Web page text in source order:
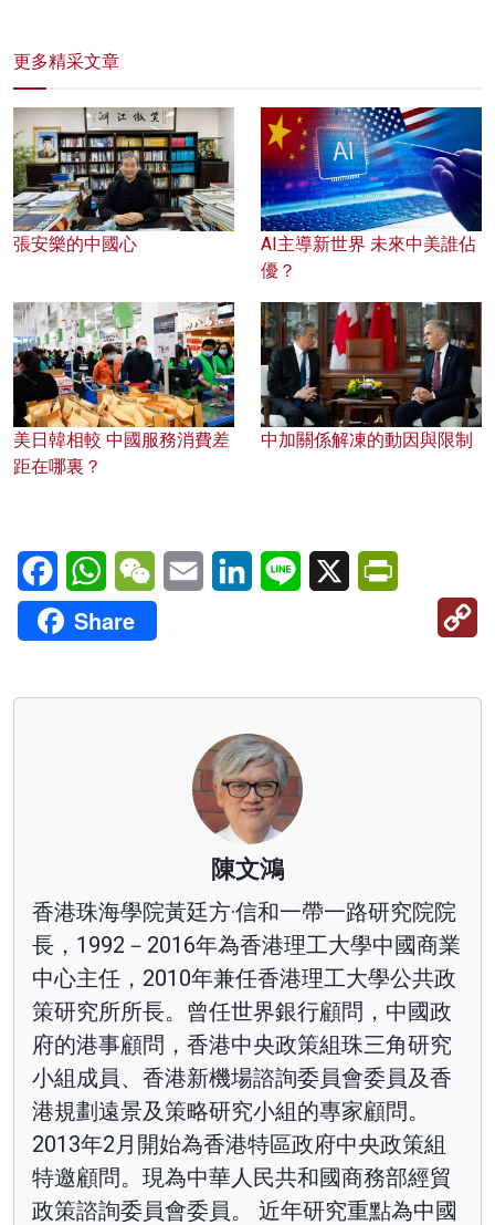
更多精采文章
張安樂的中國心
AI主導新世界 未來中美誰佔
優？
美日韓相較 中國服務消費差
距在哪裏？
中加關係解凍的動因與限制
FacebookWhatsAppWeChatEmail LinkedInLine X
Share
陳文鴻
香港珠海學院黃廷方·信和一帶一路研究院院
長，1992－2016年為香港理工大學中國商業
中心主任，2010年兼任香港理工大學公共政
策研究所所長。曾任世界銀行顧問，中國政
府的港事顧問，香港中央政策組珠三角研究
小組成員、香港新機場諮詢委員會委員及香
港規劃遠景及策略研究小組的專家顧問。
2013年2月開始為香港特區政府中央政策組
特邀顧問。現為中華人民共和國商務部經貿
政策諮詢委員會委員。 近年研究重點為中國